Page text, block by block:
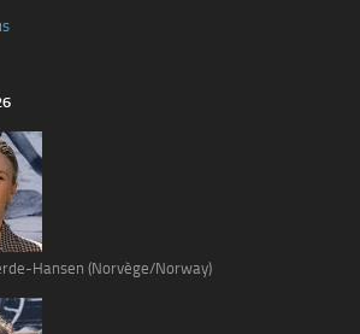
Hansen (Norvège/Norway)